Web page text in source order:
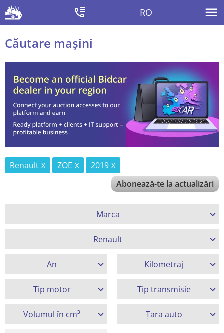
RO
Căutare mașini
Renault ZOE
2019
Abonează-te la actualizări
Marca
Renault
An Kilometraj
Tip motor Tip transmisie
Volumul în cm³ Țara auto